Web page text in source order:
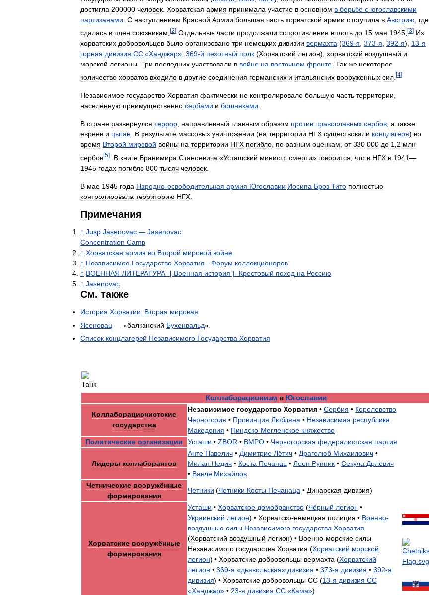
достигла 200000 человек Хорватская армия принимала участие в основном в борьбе с югославскими
партизанами С наступлением Красной Армии большая часть хорватской армии отступила в Австрию
где
сдалась в плен союзникам [2] Отдельные части продолжали сопротивление вплоть до 15 мая 1945 [3] Из
хорватских добровольцев было организовано три немецких дивизии вермахта (369-я, 373-я, 392-я), 13-я
горная дивизия СС «Ханджар», 369-й пехотный полк (Хорватский легион), хорватский воздушный и
морской легионы. Три последних участвовали в войне на восточном фронте. Так же некоторое
количество хорватов входило в другие соединения германских и итальянских вооруженных сил [4]
Независимое государство Хорватия фактически не контролировало большую часть территории
населённую преимущественно сербами и бошняками
В стране развернулся террор направленный главным образом против православных сербов а также
евреев и цыган В результате массовых уничтожений (на территории НГХ существовали концлагеря) во
время Второй мировой войны на территории НГХ погибло по разным оценкам от 330 000 до 1 2 млн
сербов[5] В книге Бранимира Станоевича «Усташский министр смерти» говорится что в НГХ в 1941—
1945 годах погибло 800 тысяч человек
В мае 1945 года Народно-освободительная армия Югославии Иосипа Броз Тито полностью
контролировала территорию НГХ
Примечания
↑ Jusp Jasenovac — Jasenovac
Concentration Camp
↑ Хорватская армия во Второй мировой войне
↑ Независимое Государство Хорватия - Форум коллекционеров
↑ ВОЕННАЯ ЛИТЕРАТУРА -[ Военная история ]- Крестовый поход на Россию
↑ Jasenovac
См. также
История Хорватии: Вторая мировая
Ясеновац — «балканский Бухенвальд»
Список концлагерей Независимого Государства Хорватия‎
Коллаборационизм в Югославии
Коллаборационистские
государства
Независимое государство Хорватия • Сербия • Королевство
Черногория • Провинция Любляна • Независимая республика
Македония • Пиндско-Мегленское княжество
Политические организации Усташи • ZBOR • ВМРО • Черногорская федералистская партия
Лидеры коллаборантов
Анте Павелич • Димитрие Лётич • Драголюб Михаилович •
Милан Недич • Коста Печанац • Леон Рупник • Секула Дрлевич
• Ванче Михайлов
Четнические вооружённые
формирования
Четники (Четники Косты Печанаца • Динарская дивизия)
Хорватские вооружённые
формирования
Усташи • Хорватское домобранство (Чёрный легион •
Украинский легион) • Хорватско-немецкая полиция • Военно-
воздушные силы Независимого государства Хорватия
(Хорватский воздушный легион) • Военно-морские силы
Независимого государства Хорватия (Хорватский морской
легион) • Хорватские добровольцы вермахта (Хорватский
легион • 369-я «дьявольская» дивизия • 373-я дивизия • 392-я
дивизия) • Хорватские добровольцы СС (13-я дивизия СС
«Ханджар» • 23-я дивизия СС «Кама»)